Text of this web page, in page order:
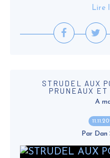
Lire
STRUDEL AUX
PRUNEAUX
A
Par Dan